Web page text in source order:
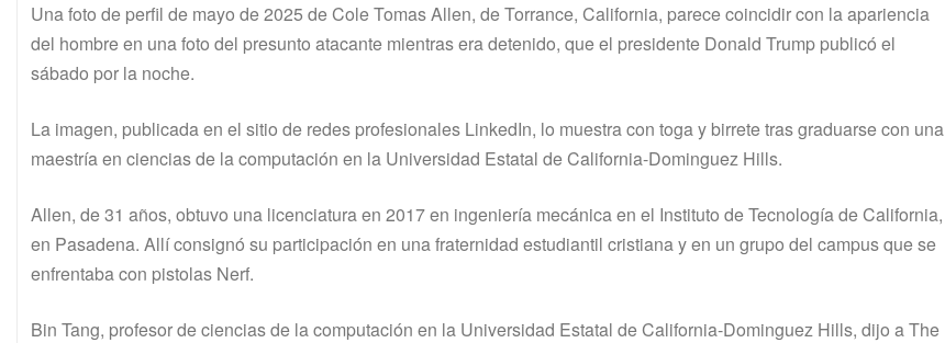
Una foto de perfil de mayo de 2025 de Cole Tomas Allen, de Torrance, California, parece coincidir con la apariencia
del hombre en una foto del presunto atacante mientras era detenido, que el presidente Donald Trump publicó el
sábado por la noche.
La imagen, publicada en el sitio de redes profesionales LinkedIn, lo muestra con toga y birrete tras graduarse con una
maestría en ciencias de la computación en la Universidad Estatal de California-Dominguez Hills.
Allen, de 31 años, obtuvo una licenciatura en 2017 en ingeniería mecánica en el Instituto de Tecnología de California,
en Pasadena. Allí consignó su participación en una fraternidad estudiantil cristiana y en un grupo del campus que se
enfrentaba con pistolas Nerf.
Bin Tang, profesor de ciencias de la computación en la Universidad Estatal de California-Dominguez Hills, dijo a The